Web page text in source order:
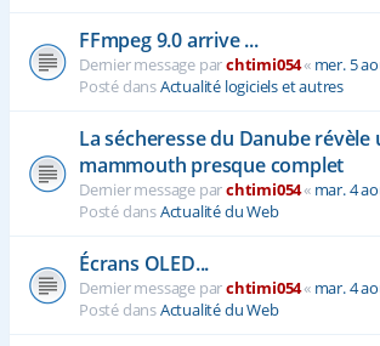
FFmpeg 9.0 arrive ...
Dernier message parchtimi054« mer. 5
Posté dansActualité logiciels et autres
La sécheresse du Danube
mammouth presque complet
Dernier message parchtimi054« mar. 4
Posté dansActualité du Web
Écrans OLED...
Dernier message parchtimi054« mar. 4
Posté dansActualité du Web